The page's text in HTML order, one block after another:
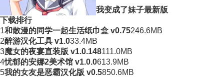
我变成了妹子最新版
下载排行
1和散漫的同学一起生活纸巾盒 v0.75246.6MB
2醉游汉化工具 v1.033.4MB
3魔女的夜宴直装版 v1.0.148111.0MB
4忧郁的安娜2美术馆 v1.0.0613.9MB
5我的女友是恶霸汉化版 v0.5850.6MB